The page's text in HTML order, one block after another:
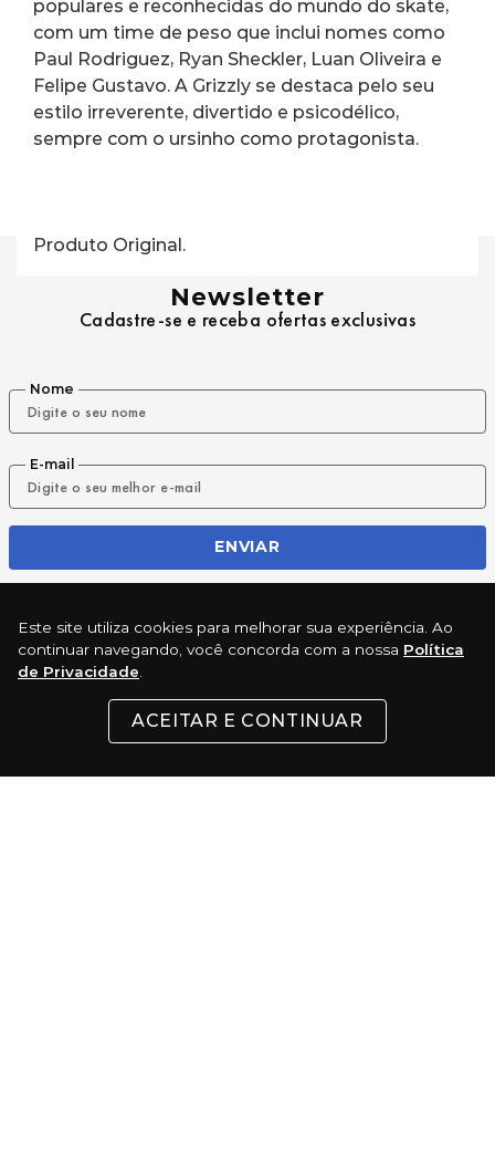
Este site utiliza cookies para melhorar sua experiência. Ao
continuar navegando, você concorda com a nossa Política
de Privacidade
ACEITAR E CONTINUAR
populares e reconhecidas do mundo do skate,
com um time de peso que inclui nomes como
Paul Rodriguez, Ryan Sheckler, Luan Oliveira e
Felipe Gustavo. A Grizzly se destaca pelo seu
estilo irreverente, divertido e psicodélico,
sempre com o ursinho como protagonista.
Produto Original.
Newsletter
Cadastre-se e receba ofertas exclusivas
Nome
E-mail
ENVIAR
REDES SOCIAIS
INSTITUCIONAL